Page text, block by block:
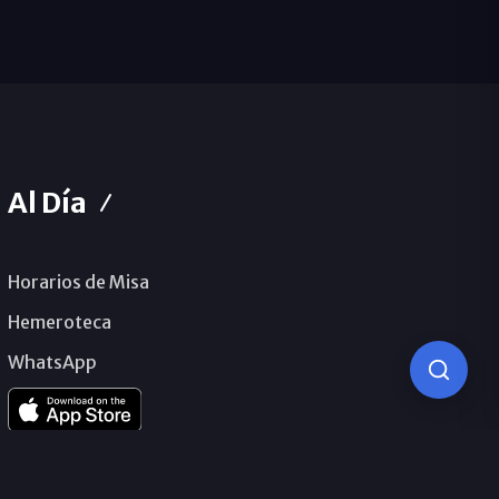
Al Día
Horarios de Misa
Hemeroteca
WhatsApp